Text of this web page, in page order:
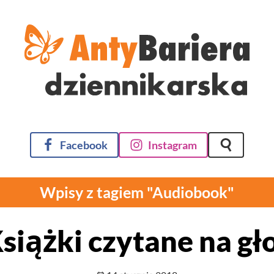
Facebook
Instagram Szukaj na
Wpisy z tagiem "Audiobook"
czytane na